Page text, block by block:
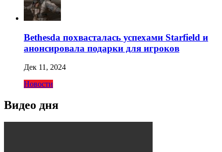
Bethesda похвасталась успехами Starfield и
анонсировала подарки для игроков
Дек 11, 2024
Новости
Видео дня